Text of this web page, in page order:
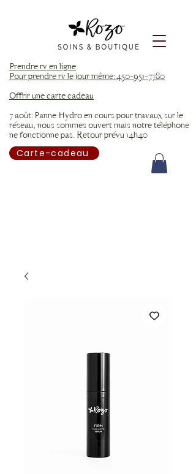
Carte-cadeau
Prendre rv en ligne
Pour prendre rv le jour même: 450-951-7780
Offrir une carte cadeau
7 août: Panne Hydro en cours pour travaux sur le
réseau, nous sommes ouvert mais notre téléphone
ne fonctionne pas. Retour prévu 14h40